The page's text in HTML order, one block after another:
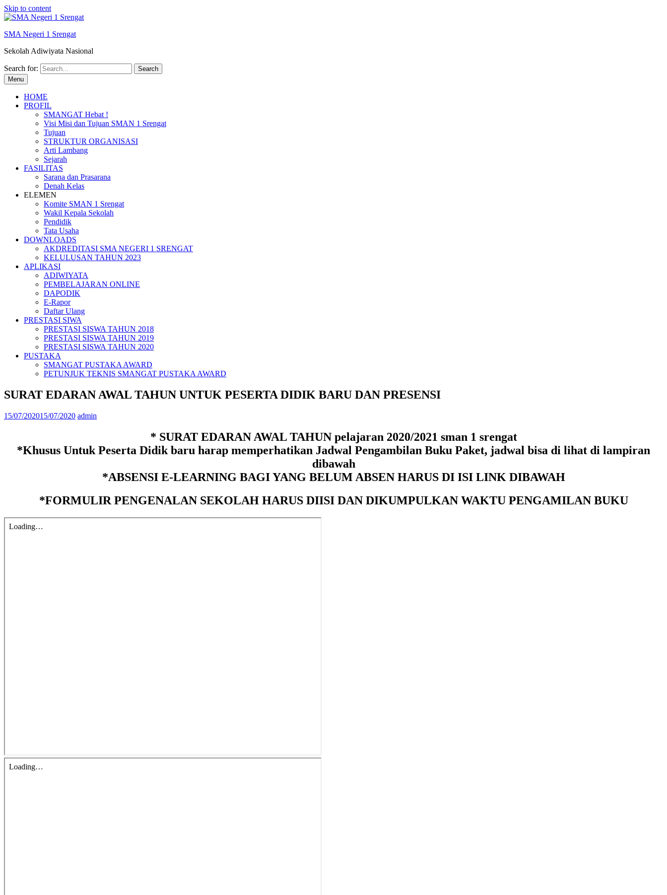
Skip to content
SMA Negeri 1 Srengat
Sekolah Adiwiyata Nasional
Search for:
Menu
HOME
PROFIL
SMANGAT Hebat !
Visi Misi dan Tujuan SMAN 1 Srengat
Tujuan
STRUKTUR ORGANISASI
Arti Lambang
Sejarah
FASILITAS
Sarana dan Prasarana
Denah Kelas
ELEMEN
Komite SMAN 1 Srengat
Wakil Kepala Sekolah
Pendidik
Tata Usaha
DOWNLOADS
AKDREDITASI SMA NEGERI 1 SRENGAT
KELULUSAN TAHUN 2023
APLIKASI
ADIWIYATA
PEMBELAJARAN ONLINE
DAPODIK
E-Rapor
Daftar Ulang
PRESTASI SIWA
PRESTASI SISWA TAHUN 2018
PRESTASI SISWA TAHUN 2019
PRESTASI SISWA TAHUN 2020
PUSTAKA
SMANGAT PUSTAKA AWARD
PETUNJUK TEKNIS SMANGAT PUSTAKA AWARD
SURAT EDARAN AWAL TAHUN UNTUK PESERTA DIDIK BARU DAN PRESENSI
15/07/202015/07/2020 admin
* SURAT EDARAN AWAL TAHUN pelajaran 2020/2021 sman 1 srengat
*Khusus Untuk Peserta Didik baru harap memperhatikan Jadwal Pengambilan Buku Paket, jadwal bisa di lihat di lampiran
dibawah
*ABSENSI E-LEARNING BAGI YANG BELUM ABSEN HARUS DI ISI LINK DIBAWAH
*FORMULIR PENGENALAN SEKOLAH HARUS DIISI DAN DIKUMPULKAN WAKTU PENGAMILAN BUKU